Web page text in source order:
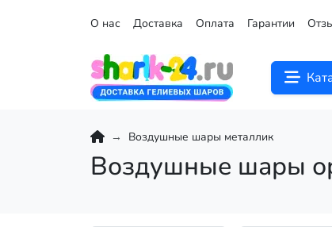
О нас Доставка Оплата Гарантии
Воздушные шары металлик
Воздушные шары